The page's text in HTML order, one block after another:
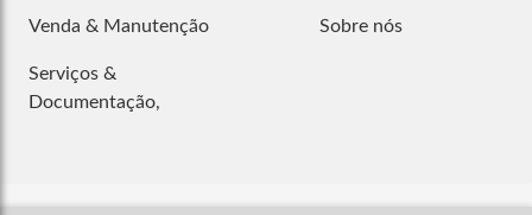
Venda & Manutenção
Serviços &
Documentação,
Sobre nós